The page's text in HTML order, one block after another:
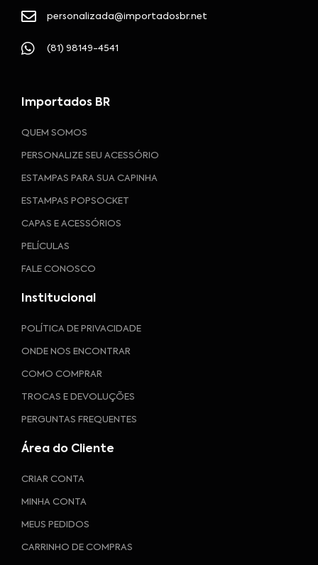
personalizada@importadosbr.net
(81) 98149-4541
Importados BR
QUEM SOMOS
PERSONALIZE SEU ACESSÓRIO
ESTAMPAS PARA SUA CAPINHA
ESTAMPAS POPSOCKET
CAPAS E ACESSÓRIOS
PELÍCULAS
FALE CONOSCO
Institucional
POLÍTICA DE PRIVACIDADE
ONDE NOS ENCONTRAR
COMO COMPRAR
TROCAS E DEVOLUÇÕES
PERGUNTAS FREQUENTES
Área do Cliente
CRIAR CONTA
MINHA CONTA
MEUS PEDIDOS
CARRINHO DE COMPRAS